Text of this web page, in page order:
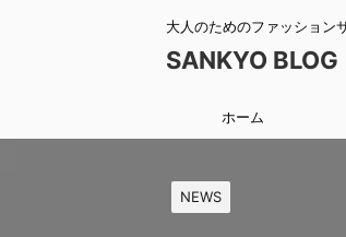
大人のためのファッション
SANKYO BLOG
ホーム
NEWS